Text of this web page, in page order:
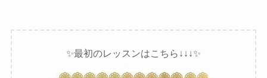
✨最初のレッスンはこちら↓↓↓✨